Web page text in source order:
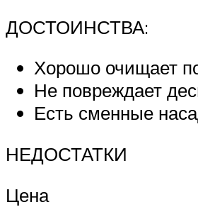
ДОСТОИНСТВА:
Хорошо очищает
Не повреждает
Есть сменные
НЕДОСТАТКИ
Цена